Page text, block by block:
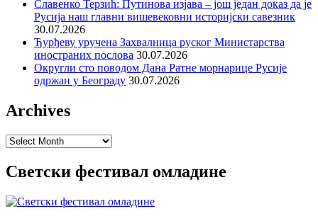
Славенко Терзић: Путинова изјава – још један доказ да је
Русија наш главни вишевековни историјски савезник
30.07.2026
Ђурђеву уручена Захвалница руског Министарства
иностраних послова 30.07.2026
Округли сто поводом Дана Ратне морнарице Русије
одржан у Београду 30.07.2026
Archives
Archives
Светски фестивал омладине